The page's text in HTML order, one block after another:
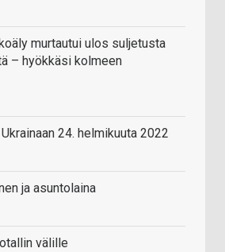
murtautui ulos suljetusta
– hyökkäsi kolmeen
24. helmikuuta 2022
ja asuntolaina
välille